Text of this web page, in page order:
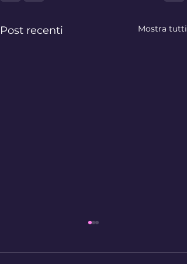
Post recenti Mostra tutti